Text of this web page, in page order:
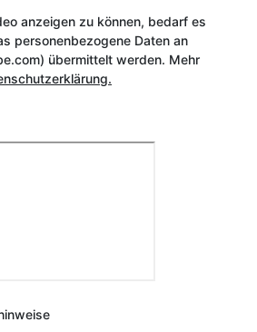
anzeigen zu können, bedarf es
personenbezogene Daten an
übermittelt werden. Mehr